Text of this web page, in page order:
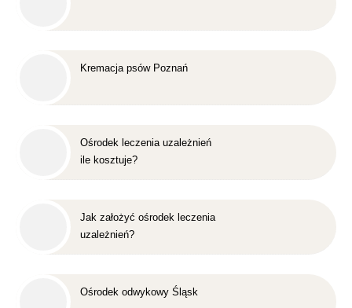
Kremacja psów Poznań
Ośrodek leczenia uzależnień
ile kosztuje?
Jak założyć ośrodek leczenia
uzależnień?
Ośrodek odwykowy Śląsk